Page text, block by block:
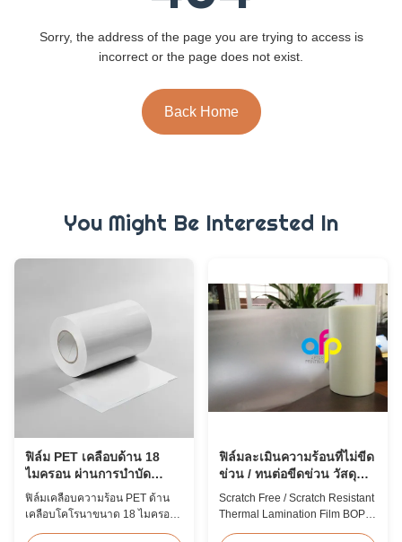
Sorry, the address of the page you are trying to access is
incorrect or the page does not exist.
Back Home
You Might Be Interested In
ฟิล์ม PET เคลือบด้าน 18
ไมครอน ผ่านการบำบัด
โคโรนาสำหรับบัตรประจำ
ตัว
ฟิล์มเคลือบความร้อน PET ด้าน
เคลือบโคโรนาขนาด 18 ไมครอน
ฟิล์มละเมินความร้อนที่ไม่ขีด
ข่วน / ทนต่อขีดข่วน วัสดุ
BOPP
Scratch Free / Scratch Resistant
Thermal Lamination Film BOPP